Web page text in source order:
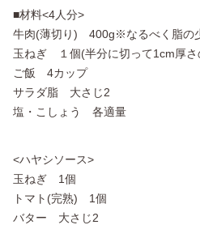
■材料<4人分>
牛肉(薄切り) 400g※なるべく脂の
玉ねぎ １個(半分に切って1cm厚さ
ご飯 4カップ
サラダ脂 大さじ2
塩・こしょう 各適量
<ハヤシソース>
玉ねぎ 1個
トマト(完熟) 1個
バター 大さじ2